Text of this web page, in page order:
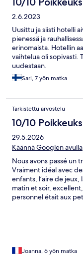
2.6.2023
Uusittu ja siisti hotelli
pienessä ja
erinomaista. Hotellin
vaihtelua oli sopivasti.
uudestaan.
Sari, 7 yön matka
Tarkistettu arvostelu
10/10
29.5.2026
Käännä Googlen avulla
Nous avons passé un
Vraiment idéal avec
enfants, l’aire de
matin et soir,
personnel était aux
Joanna, 6 yön matka